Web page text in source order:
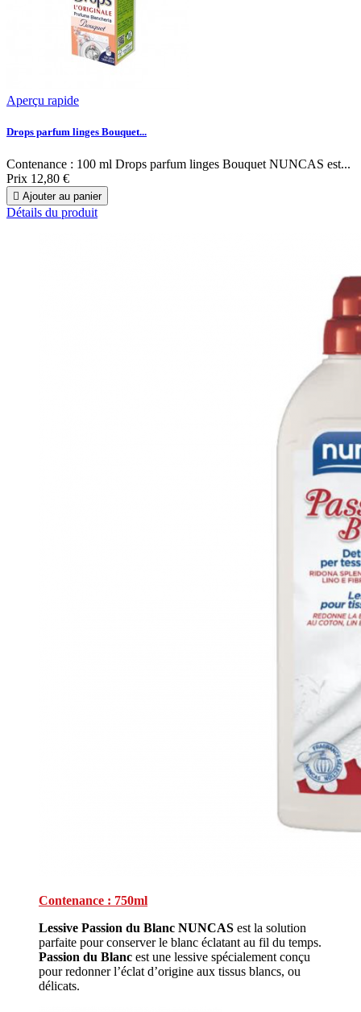
Aperçu rapide
Drops parfum linges Bouquet...
Contenance : 100 ml Drops parfum linges Bouquet NUNCAS est...
Prix 12,80 €
 Ajouter au panier
Détails du produit
Contenance : 750ml
Lessive Passion du Blanc NUNCAS est la solution
parfaite pour conserver le blanc éclatant au fil du temps.
Passion du Blanc est une lessive spécialement conçu
pour redonner l’éclat d’origine aux tissus blancs, ou
délicats.